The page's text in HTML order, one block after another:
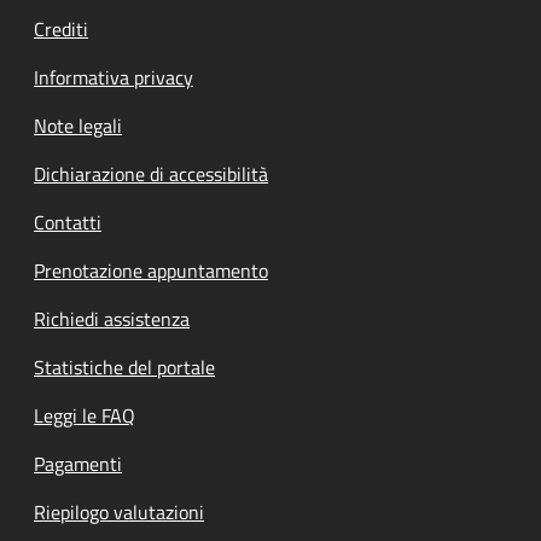
Crediti
Informativa privacy
Note legali
Dichiarazione di accessibilità
Contatti
Prenotazione appuntamento
Richiedi assistenza
Statistiche del portale
Leggi le FAQ
Pagamenti
Riepilogo valutazioni